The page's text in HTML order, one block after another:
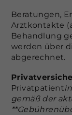
Beratungen,
Arztkontakte
Behandlung
werden über
abgerechnet.
Privatpatient
gemäß der
Laufzeit
Zweck